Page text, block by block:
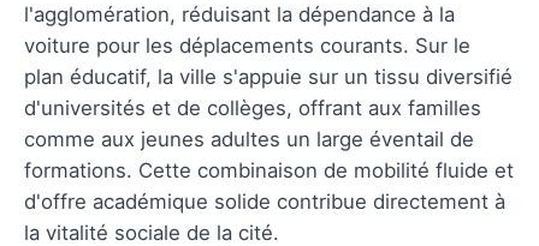
l'agglomération, réduisant la dépendance à la
voiture pour les déplacements courants. Sur le
plan éducatif, la ville s'appuie sur un tissu diversifié
d'universités et de collèges, offrant aux familles
comme aux jeunes adultes un large éventail de
formations. Cette combinaison de mobilité fluide et
d'offre académique solide contribue directement à
la vitalité sociale de la cité.